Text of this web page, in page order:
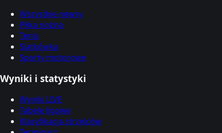
Wszystkie newsy
Piłka nożna
Tenis
Siatkówka
Sporty motorowe
Wyniki i statystyki
Wyniki LIVE
Tabele ligowe
Klasyfikacja strzelców